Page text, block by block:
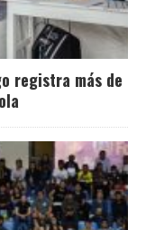
registra más de